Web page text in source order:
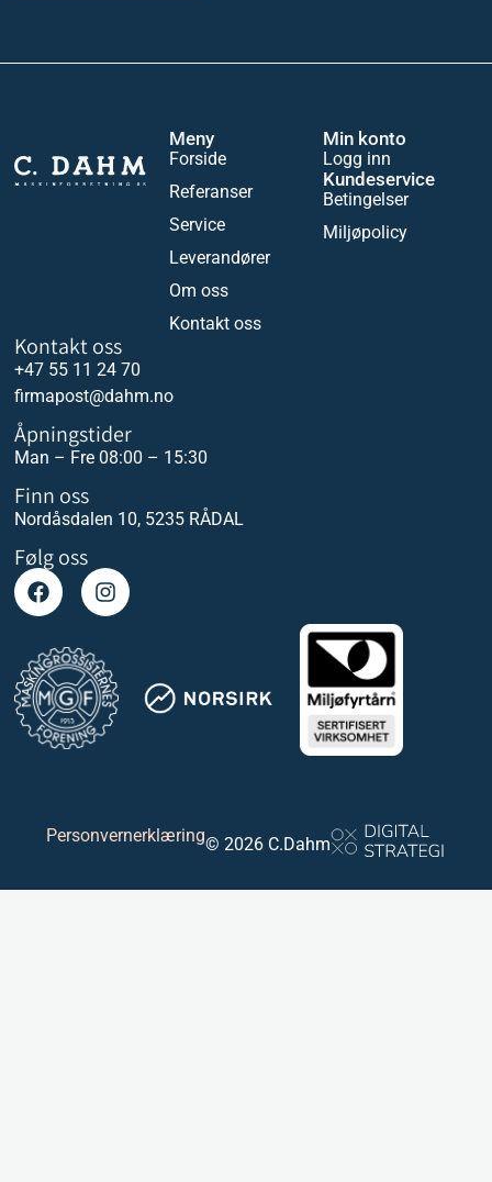
Meny
Forside
Referanser
Service
Leverandører
Om oss
Kontakt oss
Min konto
Logg inn
Kundeservice
Betingelser
Miljøpolicy
Kontakt oss
+47 55 11 24 70
firmapost@dahm.no
Åpningstider
Man – Fre 08:00 – 15:30
Finn oss
Nordåsdalen 10, 5235 RÅDAL
Følg oss
Personvernerklæring© 2026 C.Dahm